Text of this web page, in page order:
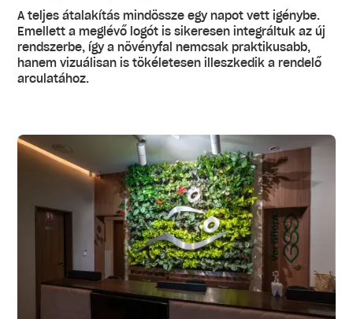
A teljes átalakítás mindössze egy napot vett igénybe.
Emellett a meglévő logót is sikeresen integráltuk az új
rendszerbe, így a növényfal nemcsak praktikusabb,
hanem vizuálisan is tökéletesen illeszkedik a rendelő
arculatához.